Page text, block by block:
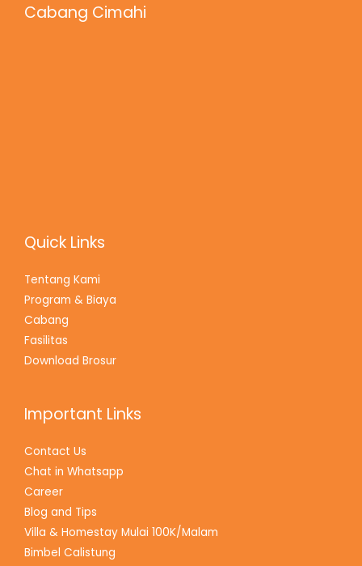
Cabang Cimahi
Quick Links
Tentang Kami
Program & Biaya
Cabang
Fasilitas
Download Brosur
Important Links
Contact Us
Chat in Whatsapp
Career
Blog and Tips
Villa & Homestay Mulai 100K/Malam
Bimbel Calistung